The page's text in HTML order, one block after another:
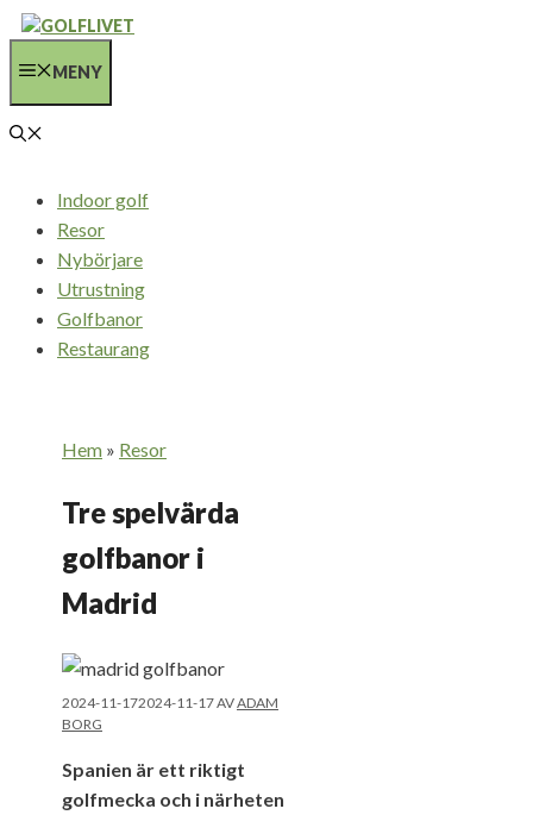
Hoppa
innehållMENY
Indoor golf
Resor
Nybörjare
Utrustning
Golfbanor
Restaurang
Hem » Resor
Tre spelvärda
golfbanor i
Madrid
2024-11-172024-11-17AVADAM
BORG
Spanien är ett riktigt
golfmecka och i närheten